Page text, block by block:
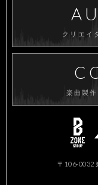
〒106-0032
クリエイ
楽曲製